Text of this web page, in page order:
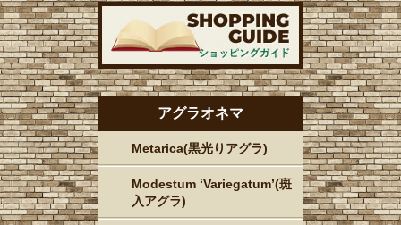
アグラオネマ
Metarica(黒光りアグラ)
Modestum ‘Variegatum’(斑
入アグラ)